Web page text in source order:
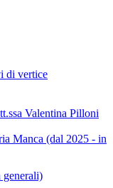
di vertice
Valentina Pilloni
Manca (dal 2025 - in